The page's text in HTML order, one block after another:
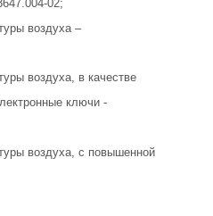
02;
воздуха –
воздуха, в качестве
ключи -
воздуха, с повышенной